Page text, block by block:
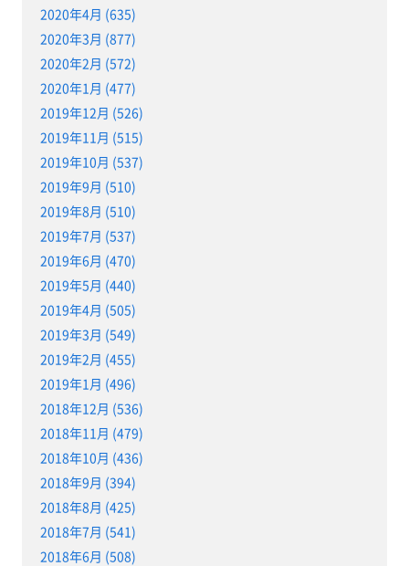
2020年4月 (635)
2020年3月 (877)
2020年2月 (572)
2020年1月 (477)
2019年12月 (526)
2019年11月 (515)
2019年10月 (537)
2019年9月 (510)
2019年8月 (510)
2019年7月 (537)
2019年6月 (470)
2019年5月 (440)
2019年4月 (505)
2019年3月 (549)
2019年2月 (455)
2019年1月 (496)
2018年12月 (536)
2018年11月 (479)
2018年10月 (436)
2018年9月 (394)
2018年8月 (425)
2018年7月 (541)
2018年6月 (508)